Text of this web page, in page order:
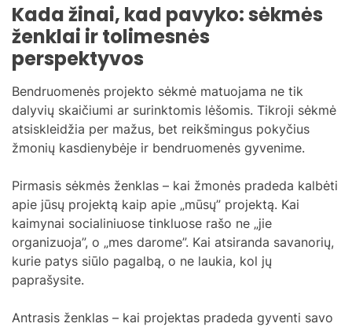
Kada žinai, kad pavyko: sėkmės
ženklai ir tolimesnės
perspektyvos
Bendruomenės projekto sėkmė matuojama ne tik
dalyvių skaičiumi ar surinktomis lėšomis. Tikroji sėkmė
atsiskleidžia per mažus, bet reikšmingus pokyčius
žmonių kasdienybėje ir bendruomenės gyvenime.
Pirmasis sėkmės ženklas – kai žmonės pradeda kalbėti
apie jūsų projektą kaip apie „mūsų” projektą. Kai
kaimynai socialiniuose tinkluose rašo ne „jie
organizuoja”, o „mes darome”. Kai atsiranda savanorių,
kurie patys siūlo pagalbą, o ne laukia, kol jų
paprašysite.
Antrasis ženklas – kai projektas pradeda gyventi savo